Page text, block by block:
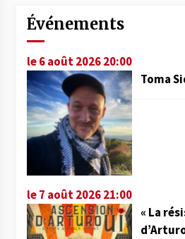
Événements
le 6 août 2026 20:00
Toma
le 7 août 2026 21:00
« La